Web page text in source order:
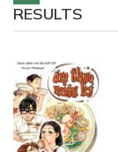
RESULTS